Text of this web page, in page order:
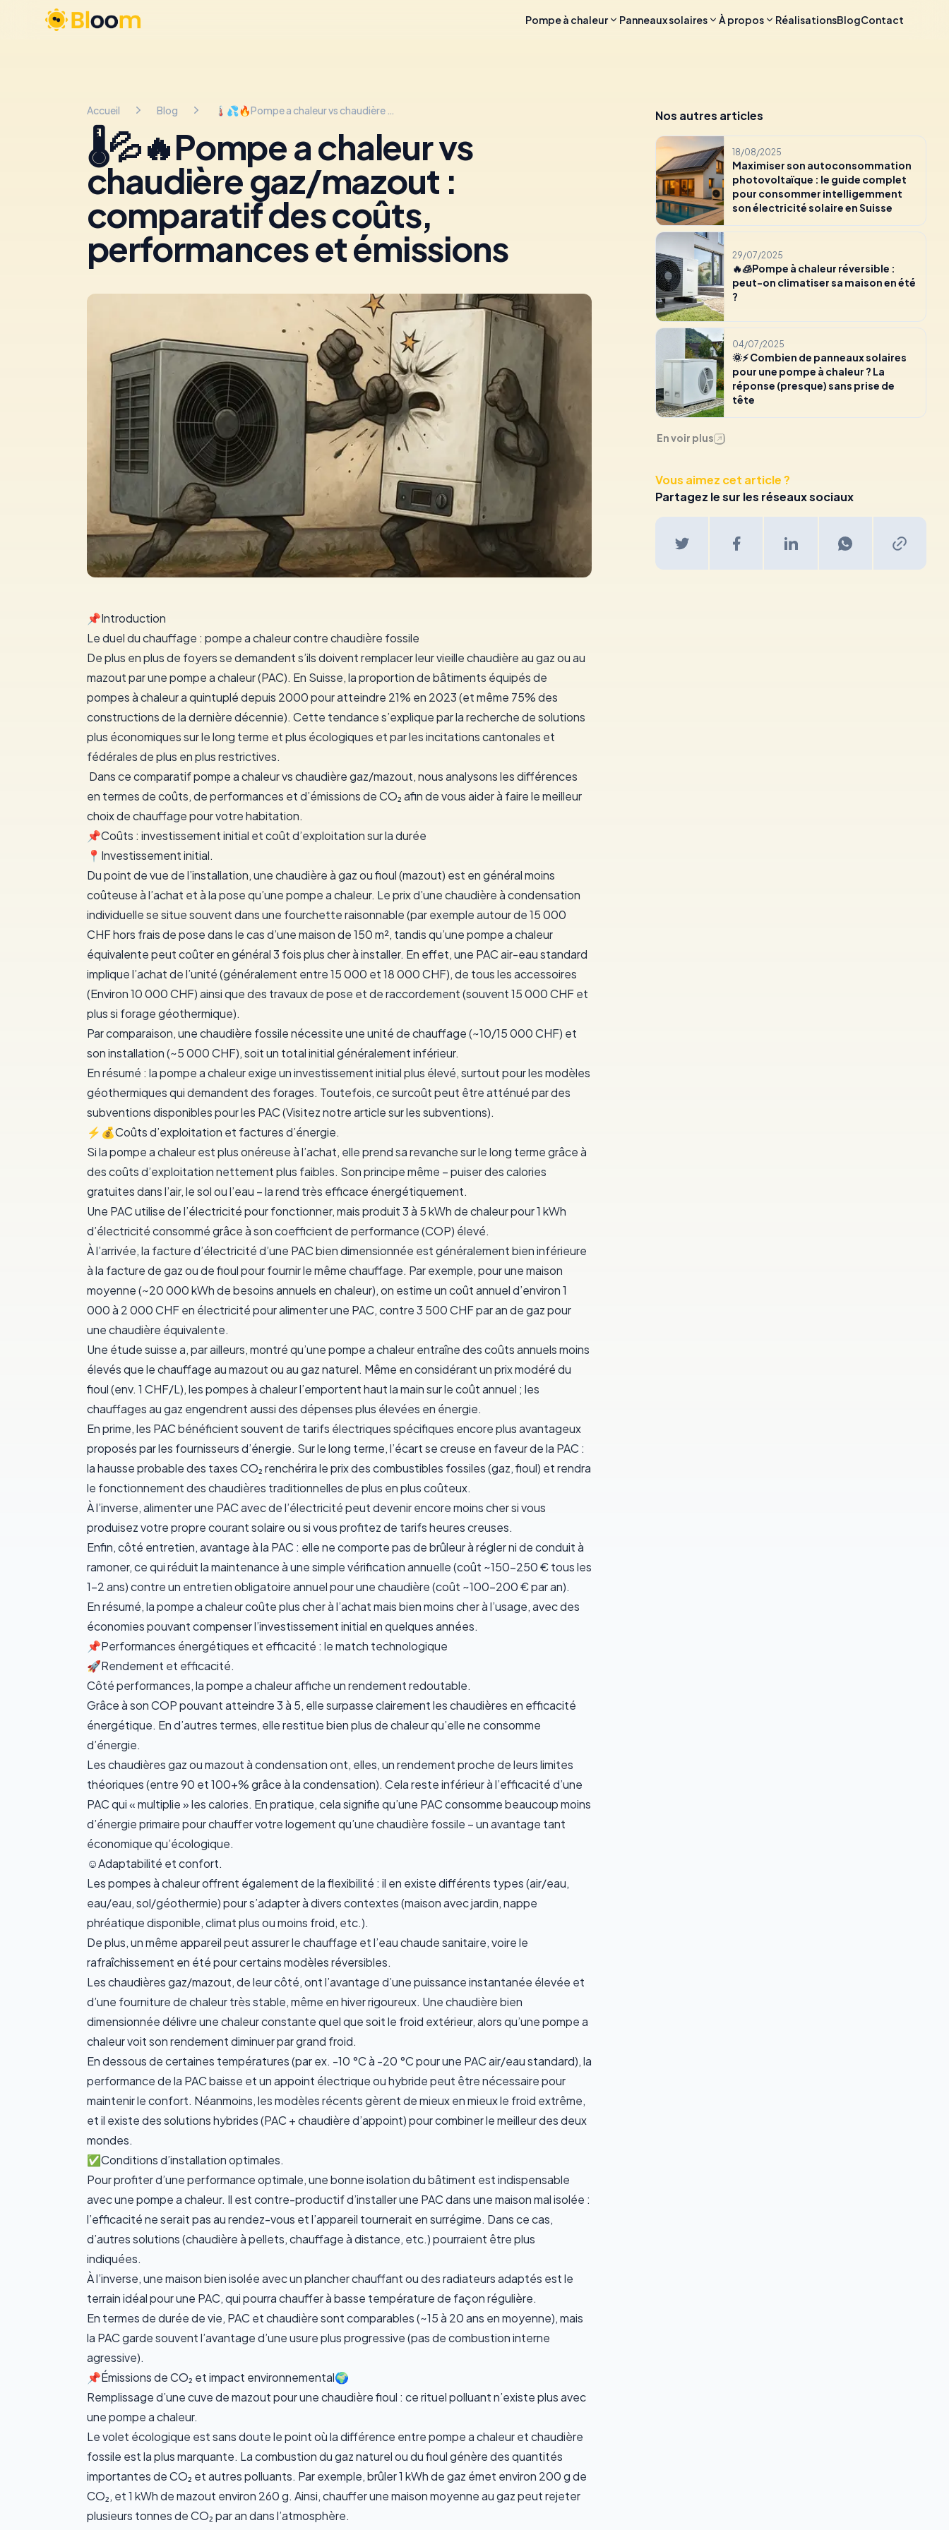
Bloom 4 Earth Pompe à chaleur Panneaux solaires À propos RéalisationsBlogContact
Accueil Blog 🌡💦🔥Pompe a chaleur vs chaudière gaz/mazout : comparatif des coûts, performances et émissions
🌡💦🔥Pompe a chaleur vs
chaudière gaz/mazout :
comparatif des coûts,
performances et émissions
📌Introduction
Le duel du chauffage : pompe a chaleur contre chaudière fossile
De plus en plus de foyers se demandent s’ils doivent remplacer leur vieille chaudière au gaz ou au
mazout par unepompe a chaleur(PAC). En Suisse, la proportion de bâtiments équipés de
pompes à chaleur a quintuplé depuis 2000 pour atteindre 21% en 2023 (et même 75% des
constructions de la dernière décennie). Cette tendance s’explique par la recherche de solutions
plus économiques sur le long terme et plus écologiques et par les incitations cantonales et
fédérales de plus en plus restrictives.
Dans ce comparatifpompe a chaleur vs chaudière gaz/mazout, nous analysons les différences
en termes decoûts, deperformances et d’émissions de CO₂afin de vous aider à faire le meilleur
choix de chauffage pour votre habitation.
📌Coûts : investissement initial et coût d’exploitation sur la durée
📍Investissement initial.
Du point de vue de l’installation, une chaudière à gaz ou fioul (mazout) est en général moins
coûteuse à l’achat et à la pose qu’une pompe a chaleur. Le prix d’une chaudière à condensation
individuelle se situe souvent dans une fourchette raisonnable (par exemple autour de 15 000
CHF hors frais de pose dans le cas d’une maison de 150 m², tandis qu’unepompe a chaleur
équivalente peut coûter en général3 fois plus cherà installer. En effet, une PAC air-eau standard
implique l’achat de l’unité (généralement entre 15 000 et 18 000 CHF), de tous les accessoires
(Environ 10 000 CHF) ainsi que des travaux de pose et de raccordement (souvent 15 000 CHF et
plus si forage géothermique).
Par comparaison, une chaudière fossile nécessite une unité de chauffage (~10/15 000 CHF) et
son installation (~5 000 CHF), soit un total initial généralement inférieur.
En résumé : la pompe a chaleur exige un investissement initial plus élevé, surtout pour les modèles
géothermiques qui demandent des forages. Toutefois, ce surcoût peut être atténué par des
subventionsdisponibles pour les PAC (Visitez notre article sur les subventions).
⚡️💰Coûts d’exploitation et factures d’énergie.
Si la pompe a chaleur est plus onéreuse à l’achat, elle prend sa revanche sur le long terme grâce à
descoûts d’exploitation nettement plus faibles. Son principe même – puiser des calories
gratuites dans l’air, le sol ou l’eau – la rend très efficace énergétiquement.
Une PAC utilise de l’électricité pour fonctionner, maisproduit 3 à 5 kWh de chaleur pour 1 kWh
d’électricité consommégrâce à son coefficient de performance (COP) élevé.
À l’arrivée, la facture d’électricité d’une PAC bien dimensionnée est généralement bien inférieure
à la facture de gaz ou de fioul pour fournir le même chauffage. Par exemple, pour une maison
moyenne (~20 000 kWh de besoins annuels en chaleur), on estime un coût annuel d’environ 1
000 à 2 000 CHF en électricité pour alimenter une PAC, contre3 500 CHF par ande gaz pour
une chaudière équivalente.
Une étude suisse a, par ailleurs, montré qu’unepompe a chaleur entraîne des coûts annuels moins
élevésque le chauffage au mazout ou au gaz naturel. Même en considérant un prix modéré du
fioul (env. 1 CHF/L),les pompes à chaleur l’emportent haut la mainsur le coût annuel ; les
chauffages au gaz engendrent aussi des dépenses plus élevées en énergie.
En prime, les PAC bénéficient souvent de tarifs électriques spécifiques encore plus avantageux
proposés par les fournisseurs d’énergie. Sur le long terme, l’écart se creuse en faveur de la PAC :
la hausse probable des taxes CO₂renchérira le prix des combustibles fossiles (gaz, fioul) et rendra
le fonctionnement des chaudières traditionnelles de plus en plus coûteux.
À l’inverse, alimenter une PAC avec de l’électricité peut devenir encore moins cher si vous
produisez votre propre courant solaire ou si vous profitez de tarifs heures creuses.
Enfin, côté entretien, avantage à la PAC : elle ne comporte pas de brûleur à régler ni de conduit à
ramoner, ce qui réduit la maintenance à une simple vérification annuelle (coût ~150-250 € tous les
1-2 ans) contre un entretien obligatoire annuel pour une chaudière (coût ~100-200 € par an).
En résumé,la pompe a chaleur coûte plus cher à l’achat mais bien moins cher à l’usage, avec des
économies pouvant compenser l’investissement initial en quelques années.
📌Performances énergétiques et efficacité : le match technologique
🚀Rendement et efficacité.
Côté performances, lapompe a chaleuraffiche un rendement redoutable.
Grâce à son COP pouvant atteindre 3 à 5, ellesurpasse clairement les chaudières en efficacité
énergétique. En d’autres termes, elle restitue bien plus de chaleur qu’elle ne consomme
d’énergie.
Les chaudières gaz ou mazout à condensation ont, elles, un rendement proche de leurs limites
théoriques (entre 90 et 100+% grâce à la condensation). Cela reste inférieur à l’efficacité d’une
PAC qui « multiplie » les calories. En pratique, cela signifie qu’une PAC consomme beaucoup moins
d’énergie primaire pour chauffer votre logement qu’une chaudière fossile – un avantage tant
économique qu’écologique.
☺️Adaptabilité et confort.
Les pompes à chaleur offrent également de la flexibilité : il en existe différents types (air/eau,
eau/eau, sol/géothermie) pour s’adapter à divers contextes (maison avec jardin, nappe
phréatique disponible, climat plus ou moins froid, etc.).
De plus, un même appareil peut assurer le chauffage etl’eau chaude sanitaire, voire le
rafraîchissement en été pour certains modèles réversibles.
Les chaudières gaz/mazout, de leur côté, ont l’avantage d’unepuissance instantanée élevée et
d’une fourniture de chaleurtrès stable, même en hiver rigoureux. Une chaudière bien
dimensionnée délivre une chaleur constante quel que soit le froid extérieur, alors qu’une pompe a
chaleur voit son rendement diminuer par grand froid.
En dessous de certaines températures (par ex. -10 °C à -20 °C pour une PAC air/eau standard), la
performance de la PAC baisse et un appoint électrique ou hybride peut être nécessaire pour
maintenir le confort. Néanmoins, les modèles récents gèrent de mieux en mieux le froid extrême,
et il existe des solutions hybrides (PAC + chaudière d’appoint) pour combiner le meilleur des deux
mondes.
✅️Conditions d’installation optimales.
Pour profiter d’une performance optimale,une bonne isolation du bâtiment est indispensable
avec une pompe a chaleur. Il est contre-productif d’installer une PAC dans une maison mal isolée :
l’efficacité ne serait pas au rendez-vous et l’appareil tournerait en surrégime. Dans ce cas,
d’autres solutions (chaudière à pellets,chauffage à distance, etc.) pourraient être plus
indiquées.
À l’inverse, une maison bien isolée avec unplancher chauffantou des radiateurs adaptés est le
terrain idéal pour une PAC, qui pourra chauffer à basse température de façon régulière.
En termes dedurée de vie, PAC et chaudière sont comparables (~15 à 20 ans en moyenne), mais
la PAC garde souvent l’avantage d’une usure plus progressive (pas de combustion interne
agressive).
📌Émissions de CO₂ et impact environnemental🌍
Remplissage d’une cuve de mazout pour une chaudière fioul : ce rituel polluant n’existe plus avec
une pompe a chaleur.
Le volet écologique est sans doute le point où la différence entre pompe a chaleur et chaudière
fossile est la plus marquante. La combustion du gaz naturel ou du fioul génère des quantités
importantes de CO₂ et autres polluants. Par exemple, brûler 1 kWh de gaz émet environ 200 g de
CO₂, et 1 kWh de mazout environ 260 g. Ainsi, chauffer une maison moyenne au gaz peut rejeter
plusieurs tonnes de CO₂ par andans l’atmosphère.
Nos autres articles
18/08/2025
Maximiser son autoconsommation
photovoltaïque : le guide complet
pour consommer intelligemment
son électricité solaire en Suisse
29/07/2025
🔥🧊Pompe à chaleur réversible :
peut-on climatiser sa maison en été
?
04/07/2025
🌞⚡ Combien de panneaux solaires
pour une pompe à chaleur ? La
réponse (presque) sans prise de
tête
En voir plus
Vous aimez cet article ?
Partagez le sur les réseaux sociaux